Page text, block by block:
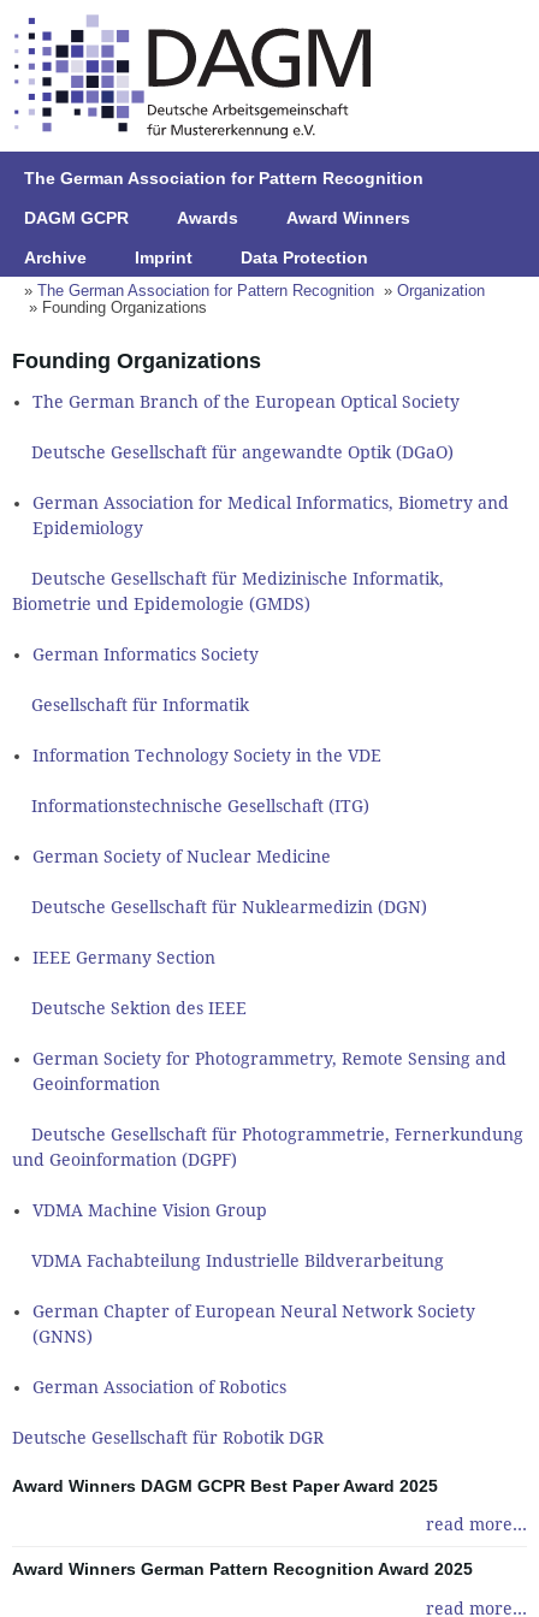
The German Association for Pattern Recognition
DAGM GCPR Awards Award Winners
Archive Imprint Data Protection
» The German Association for Pattern Recognition » Organization
» Founding Organizations
Founding Organizations
The German Branch of the European Optical Society
Deutsche Gesellschaft für angewandte Optik (DGaO)
German Association for Medical Informatics, Biometry and
Epidemiology
Deutsche Gesellschaft für Medizinische Informatik,
Biometrie und Epidemologie (GMDS)
German Informatics Society
Gesellschaft für Informatik
Information Technology Society in the VDE
Informationstechnische Gesellschaft (ITG)
German Society of Nuclear Medicine
Deutsche Gesellschaft für Nuklearmedizin (DGN)
IEEE Germany Section
Deutsche Sektion des IEEE
German Society for Photogrammetry, Remote Sensing and
Geoinformation
Deutsche Gesellschaft für Photogrammetrie, Fernerkundung
und Geoinformation (DGPF)
VDMA Machine Vision Group
VDMA Fachabteilung Industrielle Bildverarbeitung
German Chapter of European Neural Network Society
(GNNS)
German Association of Robotics
Deutsche Gesellschaft für Robotik DGR
Award Winners DAGM GCPR Best Paper Award 2025
read more...
Award Winners German Pattern Recognition Award 2025
read more...